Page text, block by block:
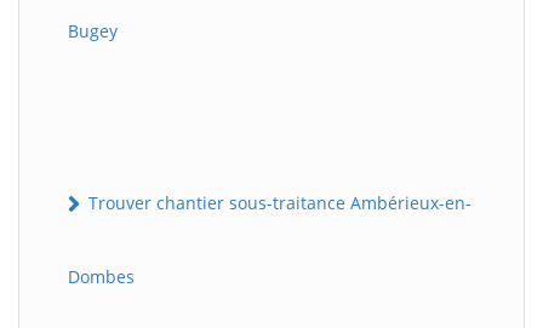
Bugey
Trouver chantier sous-traitance Ambérieux-en-
Dombes